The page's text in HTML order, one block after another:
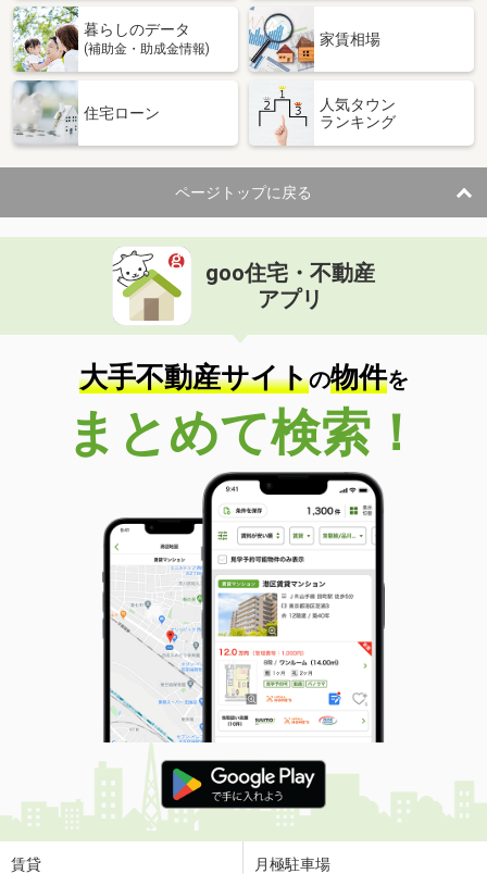
暮らしのデータ
(補助金・助成金情報)
家賃相場
住宅ローン
人気タウン
ランキング
ページトップに戻る
goo住宅・不動産
アプリ
大手不動産サイトの物件を
まとめて検索！
賃貸 月極駐車場